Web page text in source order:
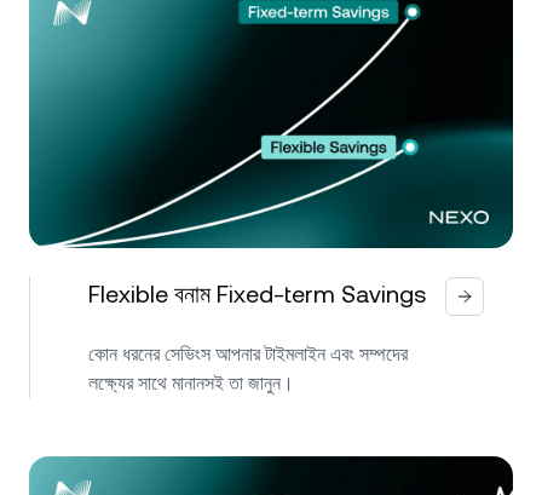
Flexible বনাম Fixed-term Savings
কোন ধরনের সেভিংস আপনার টাইমলাইন এবং সম্পদের
লক্ষ্যের সাথে মানানসই তা জানুন।